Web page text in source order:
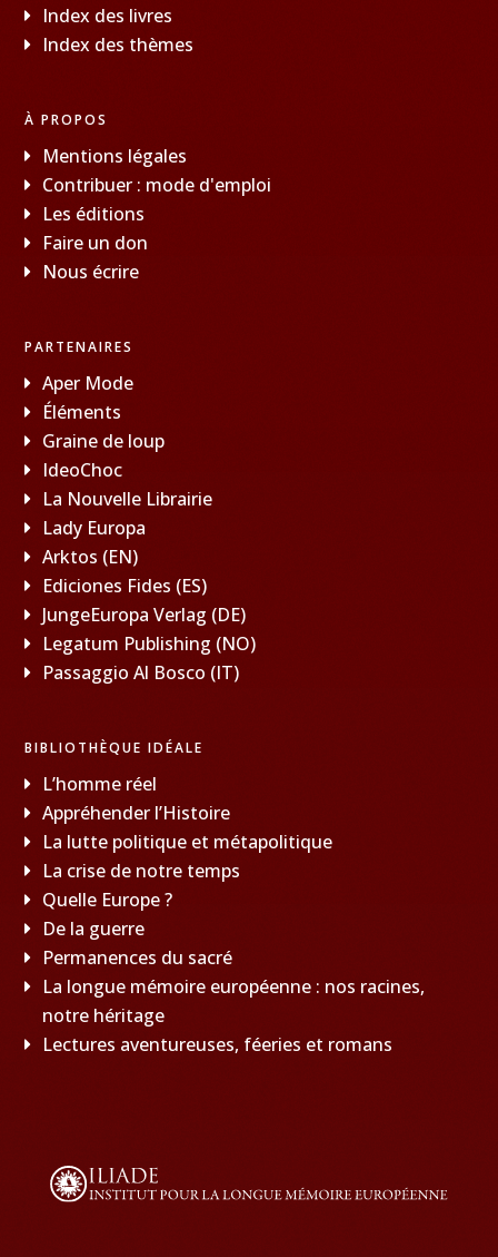
Index des livres
Index des thèmes
À PROPOS
Mentions légales
Contribuer : mode d'emploi
Les éditions
Faire un don
Nous écrire
PARTENAIRES
Aper Mode
Éléments
Graine de loup
IdeoChoc
La Nouvelle Librairie
Lady Europa
Arktos (EN)
Ediciones Fides (ES)
JungeEuropa Verlag (DE)
Legatum Publishing (NO)
Passaggio Al Bosco (IT)
BIBLIOTHÈQUE IDÉALE
L’homme réel
Appréhender l’Histoire
La lutte politique et métapolitique
La crise de notre temps
Quelle Europe ?
De la guerre
Permanences du sacré
La longue mémoire européenne : nos racines,
notre héritage
Lectures aventureuses, féeries et romans